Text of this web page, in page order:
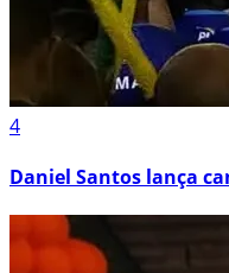
4
Daniel Santos lança